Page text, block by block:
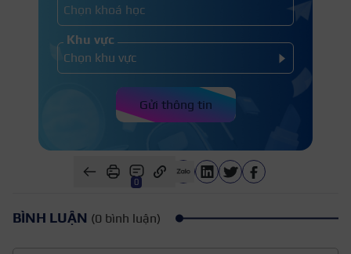
Khu vực
Gửi thông tin
0
BÌNH LUẬN (0 bình luận)